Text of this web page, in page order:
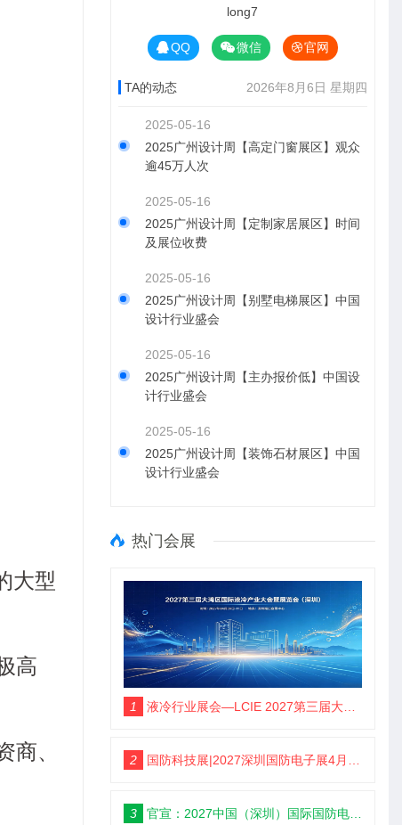
大型
高
商、
long7
QQ 微信 官网
TA的动态 2026年8月6日 星期四
2025-05-16
2025广州设计周【高定门窗展区】观众
逾45万人次
2025-05-16
2025广州设计周【定制家居展区】时间
及展位收费
2025-05-16
2025广州设计周【别墅电梯展区】中国
设计行业盛会
2025-05-16
2025广州设计周【主办报价低】中国设
计行业盛会
2025-05-16
2025广州设计周【装饰石材展区】中国
设计行业盛会
热门会展
1 液冷行业展会—LCIE 2027第三届大湾区国际液冷产业大会暨展览会（深圳）
2 国防科技展|2027深圳国防电子展4月9日启幕
3 官宣：2027中国（深圳）国际国防电子博览会